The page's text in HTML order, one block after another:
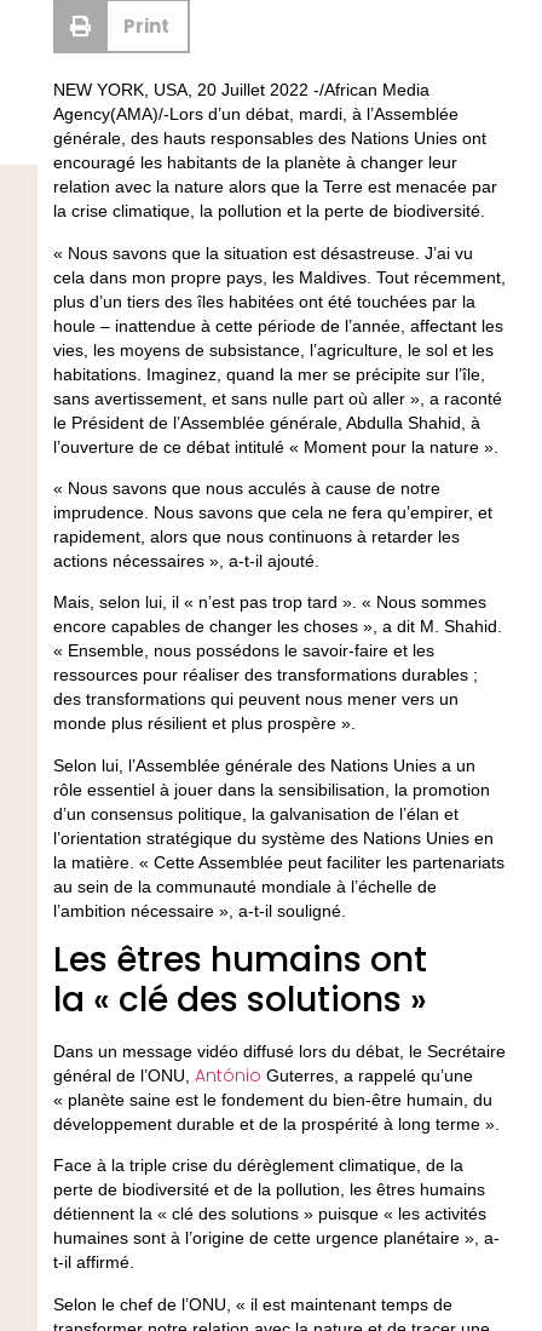
Print
NEW YORK, USA, 20 Juillet 2022 -/African Media
Agency(AMA)/-Lors d’un débat, mardi, à l’Assemblée
générale, des hauts responsables des Nations Unies ont
encouragé les habitants de la planète à changer leur
relation avec la nature alors que la Terre est menacée par
la crise climatique, la pollution et la perte de biodiversité.
« Nous savons que la situation est désastreuse. J’ai vu
cela dans mon propre pays, les Maldives. Tout récemment,
plus d’un tiers des îles habitées ont été touchées par la
houle – inattendue à cette période de l’année, affectant les
vies, les moyens de subsistance, l’agriculture, le sol et les
habitations. Imaginez, quand la mer se précipite sur l’île,
sans avertissement, et sans nulle part où aller », a raconté
le Président de l’Assemblée générale, Abdulla Shahid, à
l’ouverture de ce débat intitulé « Moment pour la nature ».
« Nous savons que nous acculés à cause de notre
imprudence. Nous savons que cela ne fera qu’empirer, et
rapidement, alors que nous continuons à retarder les
actions nécessaires », a-t-il ajouté.
Mais, selon lui, il « n’est pas trop tard ». « Nous sommes
encore capables de changer les choses », a dit M. Shahid.
« Ensemble, nous possédons le savoir-faire et les
ressources pour réaliser des transformations durables ;
des transformations qui peuvent nous mener vers un
monde plus résilient et plus prospère ».
Selon lui, l’Assemblée générale des Nations Unies a un
rôle essentiel à jouer dans la sensibilisation, la promotion
d’un consensus politique, la galvanisation de l’élan et
l’orientation stratégique du système des Nations Unies en
la matière. « Cette Assemblée peut faciliter les partenariats
au sein de la communauté mondiale à l’échelle de
l’ambition nécessaire », a-t-il souligné.
Les êtres humains ont
la « clé des solutions »
Dans un message vidéo diffusé lors du débat, le Secrétaire
général de l’ONU, António Guterres, a rappelé qu’une
« planète saine est le fondement du bien-être humain, du
développement durable et de la prospérité à long terme ».
Face à la triple crise du dérèglement climatique, de la
perte de biodiversité et de la pollution, les êtres humains
détiennent la « clé des solutions » puisque « les activités
humaines sont à l’origine de cette urgence planétaire », a-
t-il affirmé.
Selon le chef de l’ONU, « il est maintenant temps de